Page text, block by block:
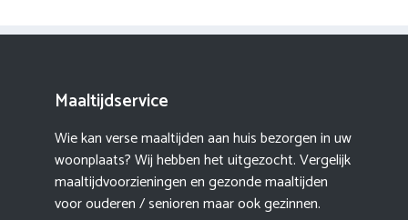
Maaltijdservice
Wie kan verse maaltijden aan huis bezorgen in uw
woonplaats? Wij hebben het uitgezocht. Vergelijk
maaltijdvoorzieningen en gezonde maaltijden
voor ouderen / senioren maar ook gezinnen.